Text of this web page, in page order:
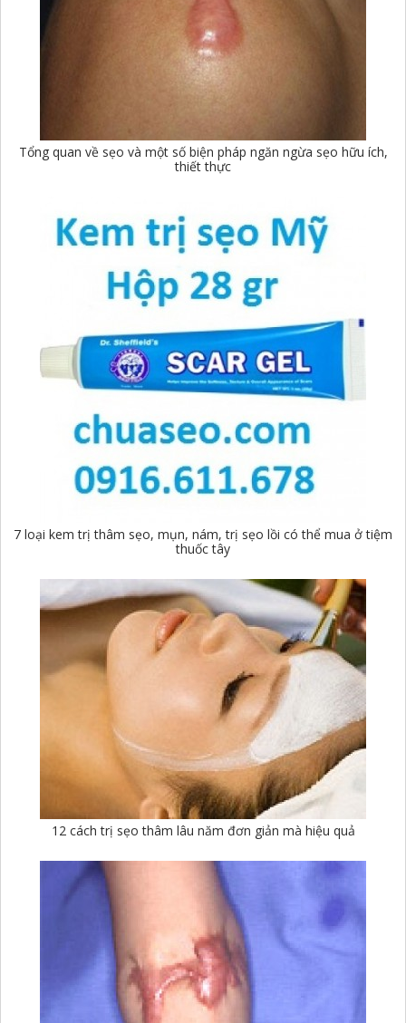
Tổng quan về sẹo và một số biện pháp ngăn ngừa sẹo hữu ích,
thiết thực
7 loại kem trị thâm sẹo, mụn, nám, trị sẹo lồi có thể mua ở tiệm
thuốc tây
12 cách trị sẹo thâm lâu năm đơn giản mà hiệu quả